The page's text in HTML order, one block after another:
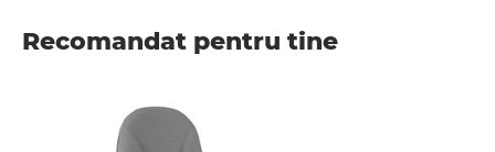
Recomandat pentru tine